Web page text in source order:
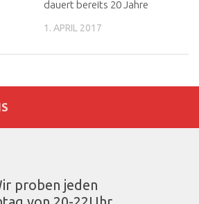
dauert bereits 20 Jahre
1. APRIL 2017
proben jeden